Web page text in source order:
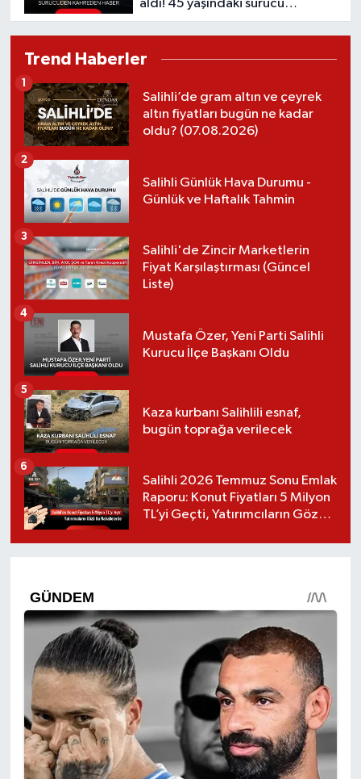
aldı! 45 yaşındaki sürücü
kurtarılamadı
Trend Haberler
Salihli’de gram altın ve çeyrek
altın fiyatları bugün ne kadar
oldu? (07.08.2026)
1
Salihli Günlük Hava Durumu -
Günlük ve Haftalık Tahmin
2
Salihli'de Zincir Marketlerin
Fiyat Karşılaştırması (Güncel
Liste)
3
Mustafa Özer, Yeni Parti Salihli
Kurucu İlçe Başkanı Oldu
4
Kaza kurbanı Salihlili esnaf,
bugün toprağa verilecek
5
Salihli 2026 Temmuz Sonu Emlak
Raporu: Konut Fiyatları 5 Milyon
TL’yi Geçti, Yatırımcıların Gözü
6